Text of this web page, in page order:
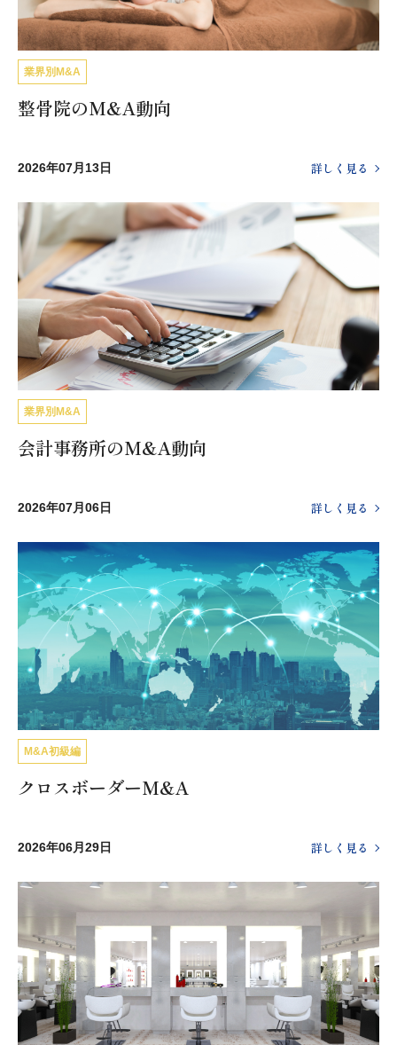
業界別M&A
整骨院のM&A動向
2026年07月13日 詳しく見る
業界別M&A
会計事務所のM&A動向
2026年07月06日 詳しく見る
M&A初級編
クロスボーダーM&A
2026年06月29日 詳しく見る